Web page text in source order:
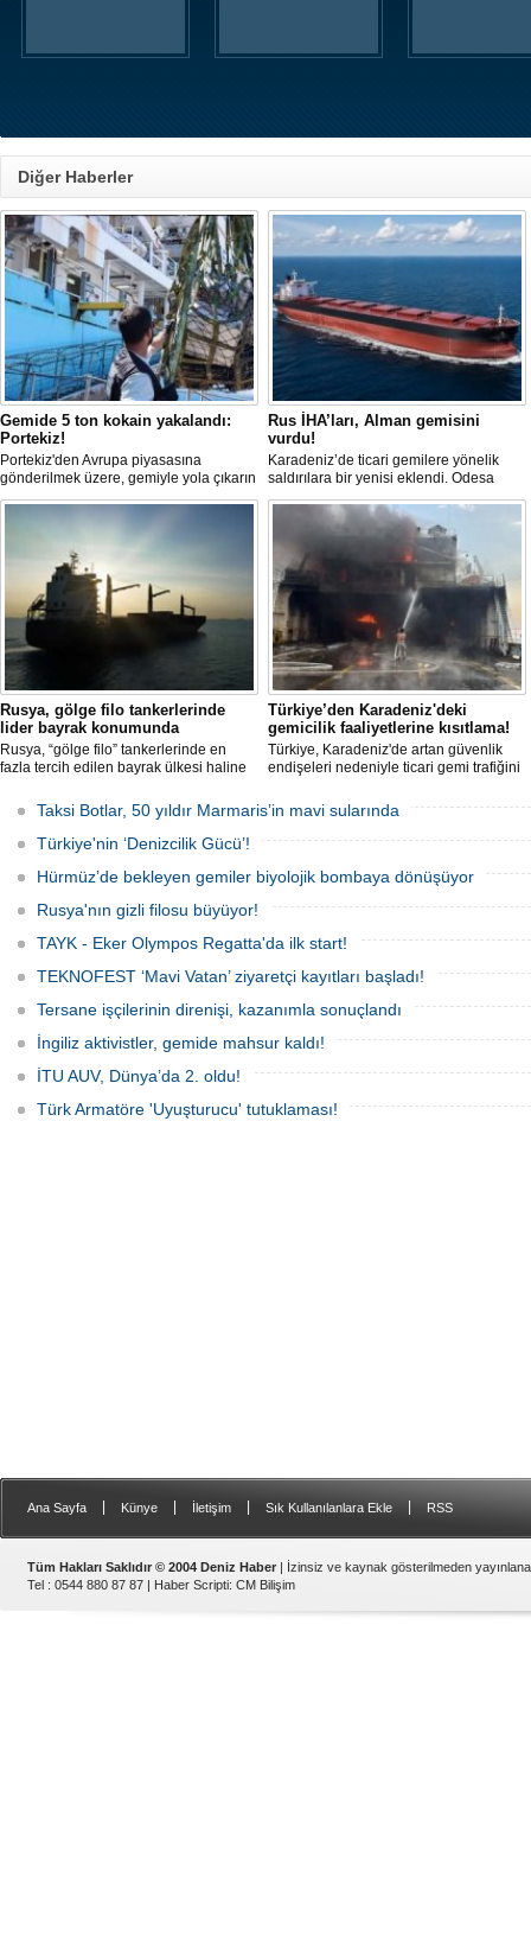
Diğer Haberler
Gemide 5 ton kokain yakalandı:
Portekiz!
Portekiz'den Avrupa piyasasına
gönderilmek üzere, gemiyle yola çıkarın
5 ton kokain, Portekiz polisi ile Portekiz
operasyonuyla durduruldu. Operasyon
kapsamında, gemideki iki yabancı
uyruklu kişi bir gemi mürettebatı
gözaltına alındı.
Rus İHA’ları, Alman gemisini
vurdu!
Karadeniz’de ticari gemilere yönelik
saldırılara bir yenisi eklendi. Odesa
açıklarında birden fazla İHA’nın hedef
aldığı Alman işletmesindeki Emil
gemisinde yangın çıktı; teknik sistemler
durunca mürettebat tahliye edildi.
Rusya, gölge filo tankerlerinde
lider bayrak konumunda
Rusya, “gölge filo” tankerlerinde en
fazla tercih edilen bayrak ülkesi haline
birlikte çok sayıda tanker Rus bayrağına
geçerken, bu durum küresel denizcilik
yaptırımlarının uygulanması açısından
yeni bir tablo ortaya koyuyor.
Türkiye’den Karadeniz'deki
gemicilik faaliyetlerine kısıtlama!
Türkiye, Karadeniz'de artan güvenlik
endişeleri nedeniyle ticari gemi trafiğini
bölgedeki gıda güvenliğini tehdit ediyor.
Taksi Botlar, 50 yıldır Marmaris’in mavi sularında
Türkiye'nin ‘Denizcilik Gücü’!
Hürmüz’de bekleyen gemiler biyolojik bombaya dönüşüyor
Rusya'nın gizli filosu büyüyor!
TAYK - Eker Olympos Regatta'da ilk start!
TEKNOFEST ‘Mavi Vatan’ ziyaretçi kayıtları başladı!
Tersane işçilerinin direnişi, kazanımla sonuçlandı
İngiliz aktivistler, gemide mahsur kaldı!
İTU AUV, Dünya’da 2. oldu!
Türk Armatöre 'Uyuşturucu' tutuklaması!
Ana Sayfa Künye İletişim Sık Kullanılanlara Ekle RSS
Tüm Hakları Saklıdır © 2004 Deniz Haber | İzinsiz ve kaynak gösterilmeden
Tel : 0544 880 87 87 | Haber Scripti: CM Bilişim